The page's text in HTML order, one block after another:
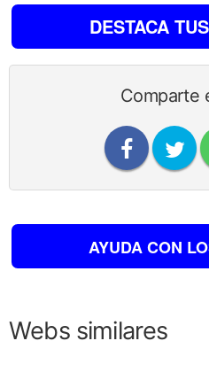
DESTACA
Comparte
AYUDA CON
Webs similares